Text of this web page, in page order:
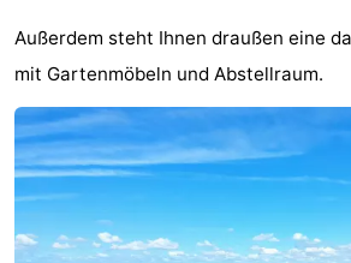
Noordzee
Résidence
Cadzand-
Bad
-
Resort
Nieuwvliet-
Bad
-
Schoneveld
-
Strand
Resort
-
Waterdunen
-
Außerdem steht Ihnen draußen eine
mit Gartenmöbeln und Abstellraum.